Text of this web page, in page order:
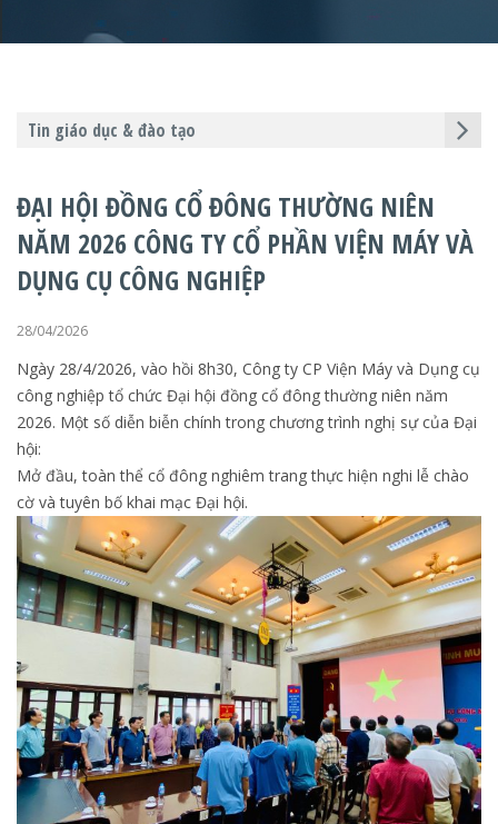
Tin giáo dục & đào tạo
ĐẠI HỘI ĐỒNG CỔ ĐÔNG THƯỜNG NIÊN
NĂM 2026 CÔNG TY CỔ PHẦN VIỆN MÁY VÀ
DỤNG CỤ CÔNG NGHIỆP
28/04/2026
Ngày 28/4/2026, vào hồi 8h30, Công ty CP Viện Máy và Dụng cụ
công nghiệp tổ chức Đại hội đồng cổ đông thường niên năm
2026. Một số diễn biễn chính trong chương trình nghị sự của Đại
hội:
Mở đầu, toàn thể cổ đông nghiêm trang thực hiện nghi lễ chào
cờ và tuyên bố khai mạc Đại hội.